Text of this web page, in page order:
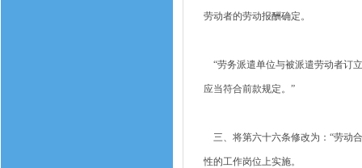
劳动者的劳动报酬确定。
“劳务派遣单位与被派遣劳动者订
应当符合前款规定。”
三、将第六十六条修改为：“劳动
性的工作岗位上实施。